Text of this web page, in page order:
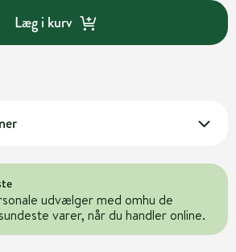
Læg i kurv
udvælger med omhu de
varer, når du handler online.